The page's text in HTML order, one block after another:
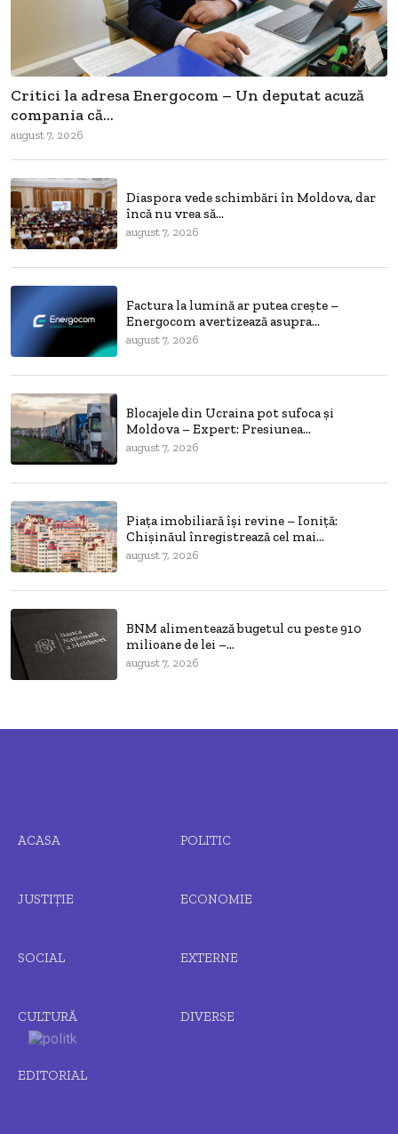
Critici la adresa Energocom – Un deputat acuză
compania că...
august 7, 2026
Diaspora vede schimbări în Moldova, dar
încă nu vrea să...
august 7, 2026
Factura la lumină ar putea crește –
Energocom avertizează asupra...
august 7, 2026
Blocajele din Ucraina pot sufoca și
Moldova – Expert: Presiunea...
august 7, 2026
Piața imobiliară își revine – Ioniță:
Chișinăul înregistrează cel mai...
august 7, 2026
BNM alimentează bugetul cu peste 910
milioane de lei –...
august 7, 2026
ACASA POLITIC
JUSTIȚIE ECONOMIE
SOCIAL EXTERNE
CULTURĂ DIVERSE
EDITORIAL